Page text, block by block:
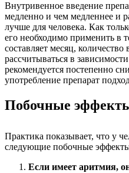
Внутривенное введение
медленно и чем медленнее и
лучше для человека. Как
его необходимо применить в
составляет месяц, количество
рассчитываться в
рекомендуется постепенно
употребление препарат
Побочные
Практика показывает, что у
следующие побочные
Если имеет аритмия,